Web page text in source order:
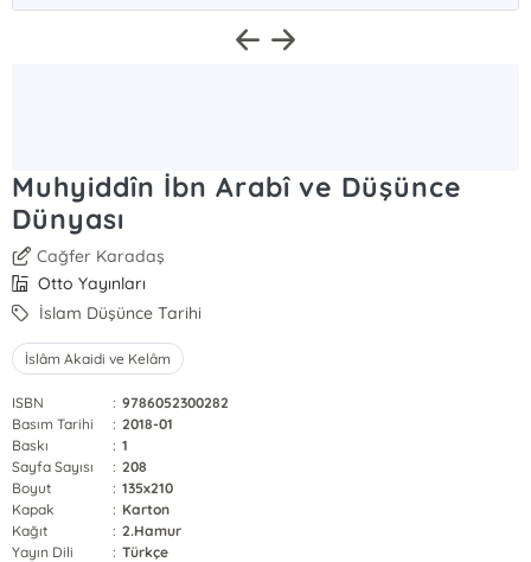
Muhyiddîn İbn Arabî ve Düşünce
Dünyası
Cağfer Karadaş
Otto Yayınları
İslam Düşünce Tarihi
İslâm Akaidi ve Kelâm
ISBN : 9786052300282
Basım Tarihi
: 2018-01
Baskı
: 1
Sayfa Sayısı
: 208
Boyut
: 135x210
Kapak
: Karton
Kağıt
: 2.Hamur
Yayın Dili
: Türkçe